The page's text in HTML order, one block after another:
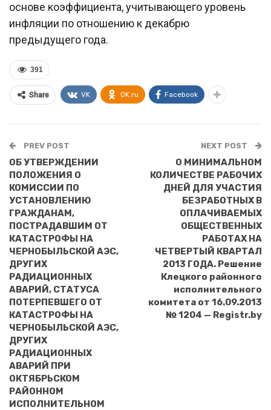
основе коэффициента, учитывающего уровень
инфляции по отношению к декабрю
предыдущего года.
391
Share VK OK.ru Facebook
PREV POST
ОБ УТВЕРЖДЕНИИ
ПОЛОЖЕНИЯ О
КОМИССИИ ПО
УСТАНОВЛЕНИЮ
ГРАЖДАНАМ,
ПОСТРАДАВШИМ ОТ
КАТАСТРОФЫ НА
ЧЕРНОБЫЛЬСКОЙ АЭС,
ДРУГИХ
РАДИАЦИОННЫХ
АВАРИЙ, СТАТУСА
ПОТЕРПЕВШЕГО ОТ
КАТАСТРОФЫ НА
ЧЕРНОБЫЛЬСКОЙ АЭС,
ДРУГИХ
РАДИАЦИОННЫХ
АВАРИЙ ПРИ
ОКТЯБРЬСКОМ
РАЙОННОМ
ИСПОЛНИТЕЛЬНОМ
NEXT POST
О МИНИМАЛЬНОМ
КОЛИЧЕСТВЕ РАБОЧИХ
ДНЕЙ ДЛЯ УЧАСТИЯ
БЕЗРАБОТНЫХ В
ОПЛАЧИВАЕМЫХ
ОБЩЕСТВЕННЫХ
РАБОТАХ НА
ЧЕТВЕРТЫЙ КВАРТАЛ
2013 ГОДА. Решение
Клецкого районного
исполнительного
комитета от 16.09.2013
№ 1204 — Registr.by